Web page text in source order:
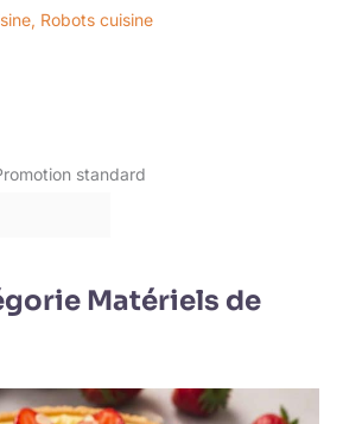
, Robots cuisine
Matériels de